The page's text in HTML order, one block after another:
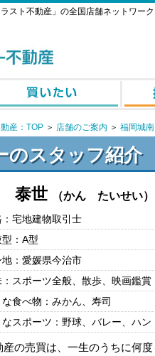
スト不動産」の全国店舗ネットワー
産：TOP ＞ 店舗のご案内 ＞ 福岡城
のスタッフ紹介
泰世 （かん たいせい）
：宅地建物取引士
型：A型
地：愛媛県今治市
：スポーツ全般、散歩、映画鑑賞
食べ物：みかん、寿司
なスポーツ：野球、バレー、ハン
産の売買は、一生のうちに何